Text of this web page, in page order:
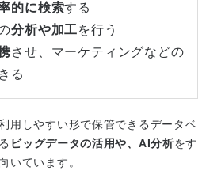
的に検索する
分析や加工を行う
させ、マーケティングなどの
る
用しやすい形で保管できるデータベ
ビッグデータの活用や、AI分析をす
いています。